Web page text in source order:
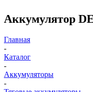
Аккумулятор
Главная
-
Каталог
-
Аккумуляторы
-